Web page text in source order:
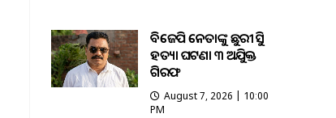
ବିଜେପି ନେତାଙ୍କୁ ଛୁରୀ ଭୁସି
ହତ୍ୟା ଘଟଣା ୩ ଅଭିଯୁକ୍ତ
ଗିରଫ
August 7, 2026 | 10:00
PM